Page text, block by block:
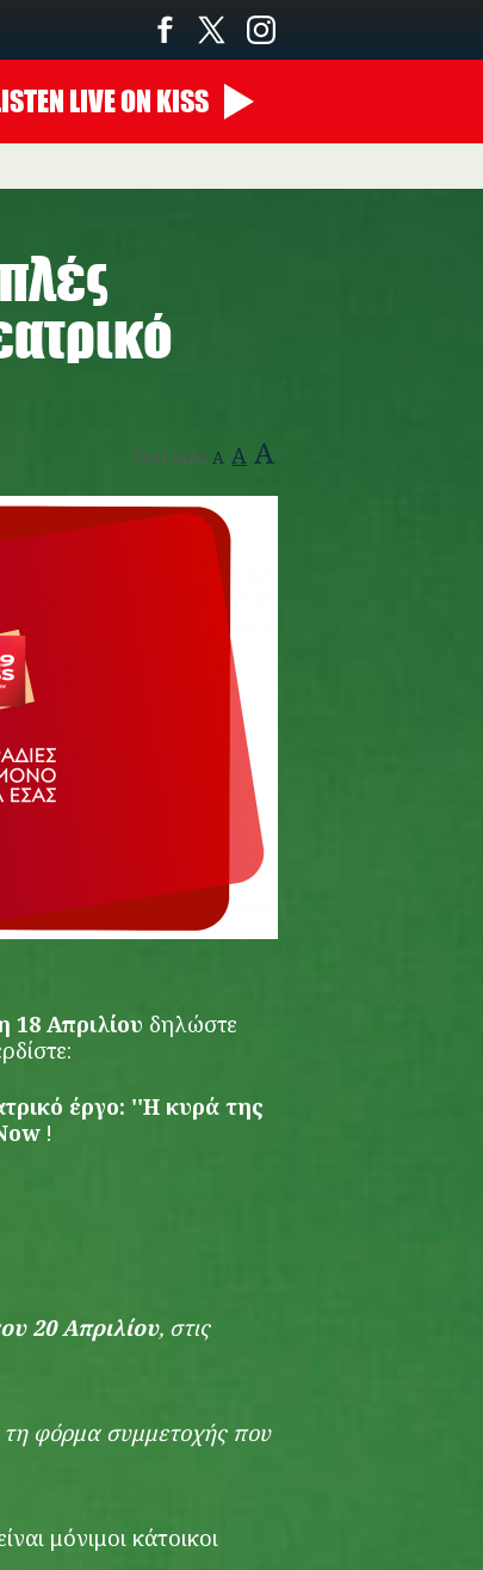
LIVEON KISS
Text Size: A A A
18 Απριλίου δηλώστε
έργο: ''Η κυρά της
!
20 Απριλίου, στις
φόρμα συμμετοχής που
μόνιμοι κάτοικοι